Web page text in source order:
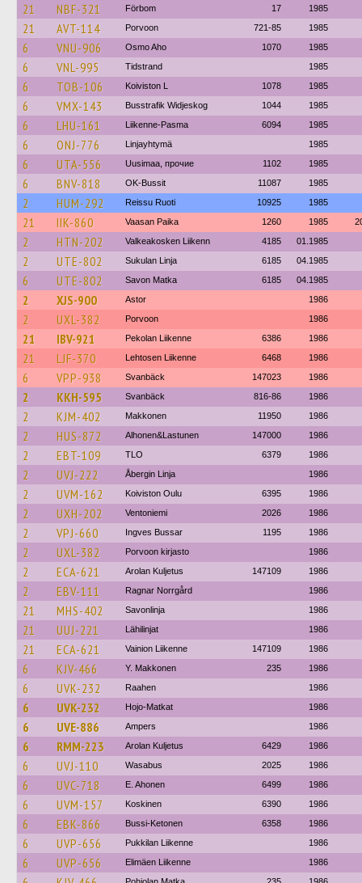
21 NBF-321 Förbom 17 1985
21 AVT-114 Porvoon 721-85 1985
6 VNU-906 Osmo Aho 1070 1985
6 VNL-995 Tidstrand 1985
6 TOB-106 Koiviston L 1078 1985
6 VMX-143 Busstrafik Widjeskog 1044 1985
6 LHU-161 Liikenne-Pasma 6094 1985
6 ONJ-776 Linjayhtymä 1985
6 UTA-556 Uusimaa, прочие 1102 1985
6 BNV-818 OK-Bussit 11087 1985
2 HUM-292 Reissu Ruoti 10925 1985
21 IIK-860 Vaasan Paika 1260 1985
2 HTN-202 Valkeakosken Liikenn 4185 01.1985
2 UTE-802 Sukulan Linja 6185 04.1985
6 UTE-802 Savon Matka 6185 04.1985
2 XJS-900 Astor 1986
2 UXL-382 Porvoon 1986
21 IBV-921 Pekolan Liikenne 6386 1986
21 LJF-370 Lehtosen Liikenne 6468 1986
6 VPP-938 Svanbäck 147023 1986
2 KKH-595 Svanbäck 816-86 1986
2 KJM-402 Makkonen 11950 1986
2 HUS-872 Alhonen&Lastunen 147000 1986
2 EBT-109 TLO 6379 1986
2 UVJ-222 Åbergin Linja 1986
2 UVM-162 Koiviston Oulu 6395 1986
2 UXH-202 Ventoniemi 2026 1986
2 VPJ-660 Ingves Bussar 1195 1986
2 UXL-382 Porvoon kirjasto 1986
2 ECA-621 Arolan Kuljetus 147109 1986
2 EBV-111 Ragnar Norrgård 1986
21 MHS-402 Savonlinja 1986
21 UUJ-221 Lähilinjat 1986
21 ECA-621 Vainion Liikenne 147109 1986
6 KJV-466 Y. Makkonen 235 1986
6 UVK-232 Raahen 1986
6 UVK-232 Hojo-Matkat 1986
6 UVE-886 Ampers 1986
6 RMM-223 Arolan Kuljetus 6429 1986
6 UVJ-110 Wasabus 2025 1986
6 UVC-718 E. Ahonen 6499 1986
6 UVM-157 Koskinen 6390 1986
6 EBK-866 Bussi-Ketonen 6358 1986
6 UVP-656 Pukkilan Liikenne 1986
6 UVP-656 Elimäen Liikenne 1986